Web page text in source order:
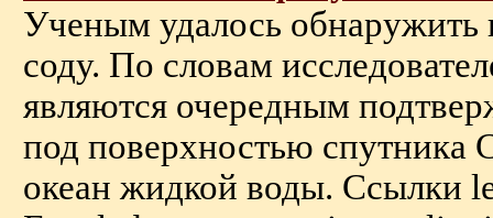
Ученым удалось обнаружить
соду. По словам
являются очередным
под поверхностью спутника
океан жидкой воды. Ссылки